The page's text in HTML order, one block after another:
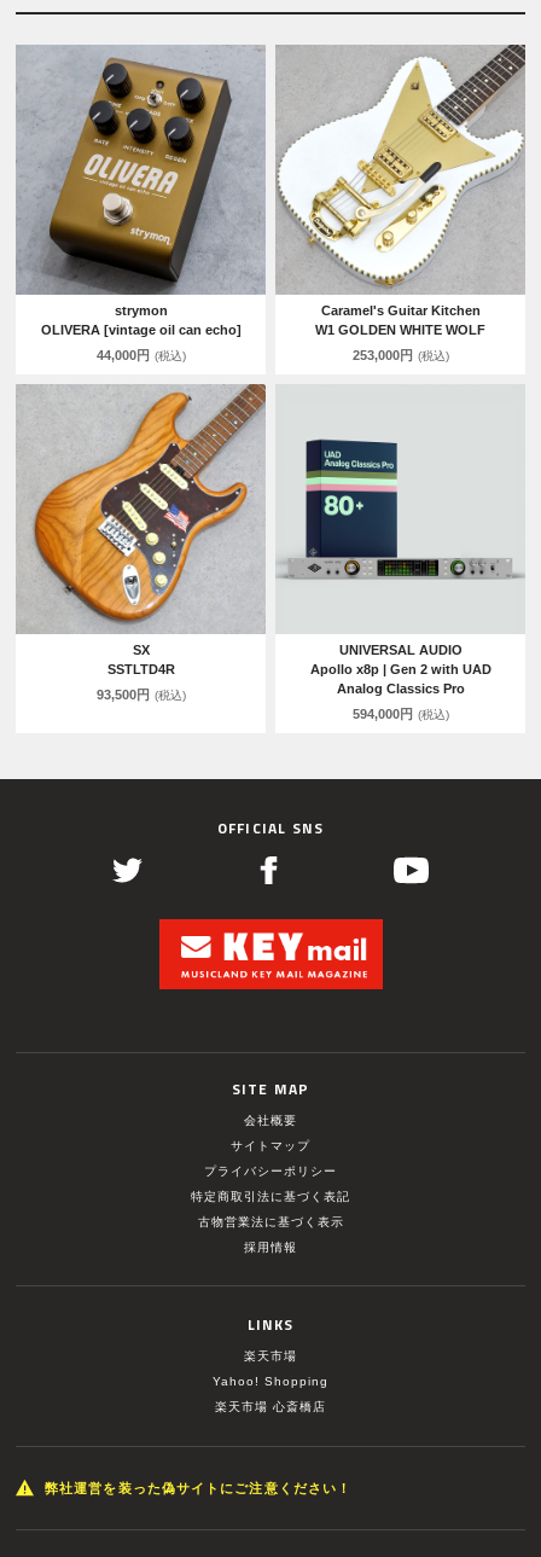
strymon
OLIVERA [vintage oil can echo]
44,000円 (税込)
Caramel's Guitar Kitchen
W1 GOLDEN WHITE WOLF
253,000円 (税込)
SX
SSTLTD4R
93,500円 (税込)
UNIVERSAL AUDIO
Apollo x8p | Gen 2 with UAD
Analog Classics Pro
594,000円 (税込)
OFFICIAL SNS
SITE MAP
会社概要
サイトマップ
プライバシーポリシー
特定商取引法に基づく表記
古物営業法に基づく表示
採用情報
LINKS
楽天市場
Yahoo! Shopping
楽天市場 心斎橋店
弊社運営を装った偽サイトにご注意ください！